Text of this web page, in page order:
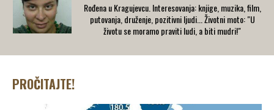
​Rođena u Kragujevcu. Interesovanja: knjige, muzika, film,
putovanja, druženje, pozitivni ljudi... Životni moto: "U
životu se moramo praviti ludi, a biti mudri!"
PROČITAJTE!